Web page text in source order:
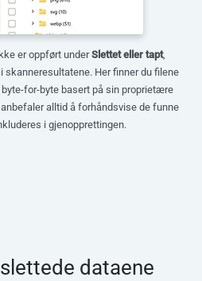
er oppført underSlettet eller tapt,
skanneresultatene. Her finner du filene
for-byte basert på sin proprietære
alltid å forhåndsvise de funne
i gjenopprettingen.
dataene